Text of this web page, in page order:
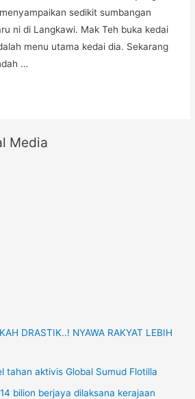
sedikit sumbangan
ni di Langkawi. Mak Teh buka kedai
menu utama kedai dia. Sekarang
…
Media
DRASTIK..! NYAWA RAKYAT LEBIH
tahan aktivis Global Sumud Flotilla
bilion berjaya dilaksana kerajaan